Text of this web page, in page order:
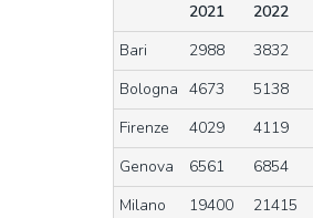
2021
2022
Bari 2988 3832
Bologna 4673 5138
Firenze
4029 4119
Genova
6561 6854
Milano
19400 21415